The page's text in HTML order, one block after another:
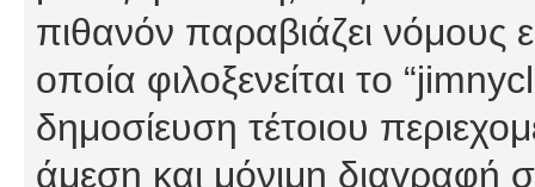
πιθανόν παραβιάζει νόμους
οποία φιλοξενείται το
δημοσίευση τέτοιου
άμεση και μόνιμη διαγραφή